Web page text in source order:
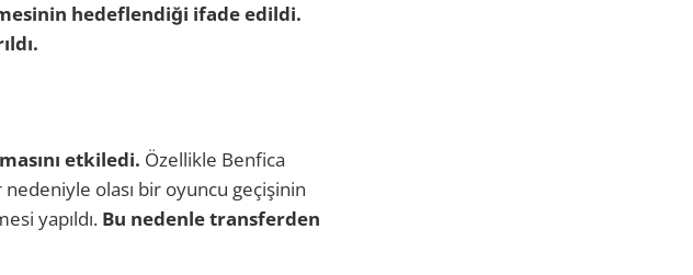
hedeflendiği ifade edildi.
etkiledi. Özellikle Benfica
nedeniyle olası bir oyuncu geçişinin
yapıldı. Bu nedenle transferden